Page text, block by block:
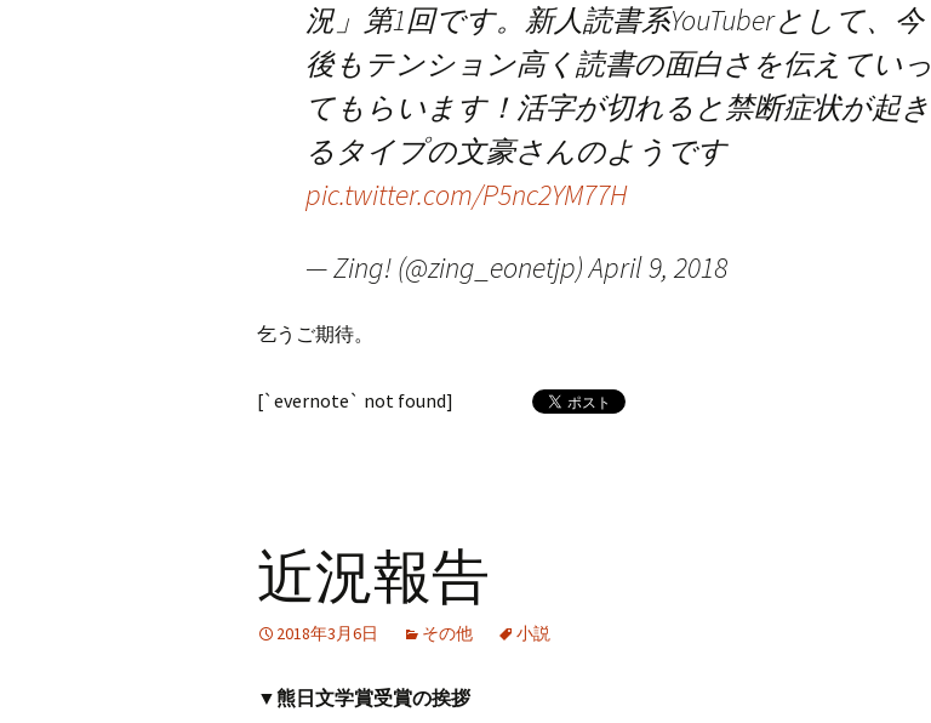
況」第1回です。新人読書系YouTuberとして、今
後もテンション高く読書の面白さを伝えていっ
てもらいます！活字が切れると禁断症状が起き
るタイプの文豪さんのようです
pic.twitter.com/P5nc2YM77H
— Zing! (@zing_eonetjp) April 9, 2018
乞うご期待。
[`evernote` not found]
近況報告
2018年3月6日 その他 小説
▼熊日文学賞受賞の挨拶